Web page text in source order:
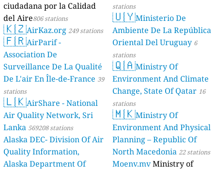
ciudadana por la Calidad
del Aire806 stations
🇰🇿AirKaz.org 249 stations
🇫🇷AirParif -
Association De
Surveillance De La Qualité
De L'air En Île-de-France 39
stations
🇱🇰AirShare - National
Air Quality Network, Sri
Lanka 569208 stations
Alaska DEC- Division Of Air
Quality Information,
Alaska Department Of
stations
🇺🇾Ministerio De
Ambiente De La República
Oriental Del Uruguay 6
stations
🇶🇦Ministry Of
Environment And Climate
Change, State Of Qatar 16
stations
🇲🇰Ministry Of
Environment And Physical
Planning – Republic Of
North Macedonia 22 stations
Moenv.mvMinistry of